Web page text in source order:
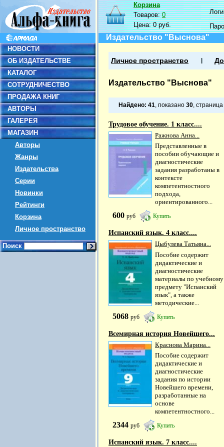
НОВОСТИ
ОБ ИЗДАТЕЛЬСТВЕ
КАТАЛОГ
СОТРУДНИЧЕСТВО
ПРОДАЖА КНИГ
АВТОРЫ
ГАЛЕРЕЯ
МАГАЗИН
Авторы
Жанры
Издательства
Серии
Новинки
Рейтинги
Корзина
Личное пространство
Поиск
Корзина
Товаров:0
Цена:0 руб.
Издательство "Выснова"
Личное пространство
Издательство "Выснова"
Найдено: 41, показано 30, страница
Трудовое обучение. 1 класс....
Ражнова Анна...
Представленные в
пособии обучающие и
диагностические
задания разработаны в
контексте
компетентностного
подхода,
ориентированного...
600 руб Купить
Испанский язык. 4 класс....
Цыбулева Татьяна...
Пособие содержит
дидактические и
диагностические
материалы по учебному
предмету "Испанский
язык", а также
методические...
5068 руб Купить
Всемирная история Новейшего...
Краснова Марина...
Пособие содержит
дидактические и
диагностические
задания по истории
Новейшего времени,
разработанные на
основе
компетентностного...
2344 руб Купить
Испанский язык. 7 класс....